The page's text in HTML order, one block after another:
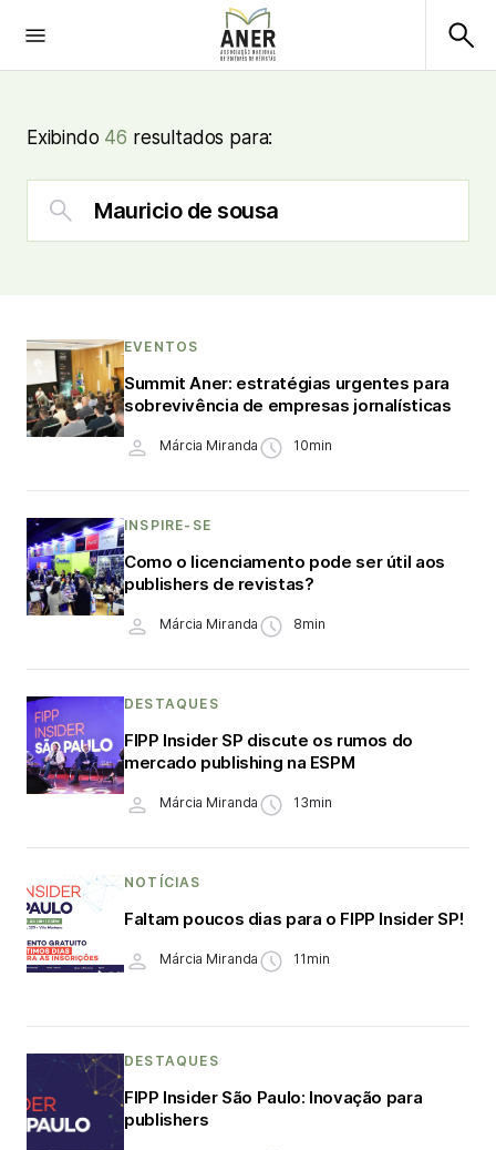
Exibindo 46 resultados para:
EVENTOS
Summit Aner: estratégias urgentes para
sobrevivência de empresas jornalísticas
Márcia Miranda 10min
INSPIRE-SE
Como o licenciamento pode ser útil aos
publishers de revistas?
Márcia Miranda 8min
DESTAQUES
FIPP Insider SP discute os rumos do
mercado publishing na ESPM
Márcia Miranda 13min
NOTÍCIAS
Faltam poucos dias para o FIPP Insider SP!
Márcia Miranda 11min
DESTAQUES
FIPP Insider São Paulo: Inovação para
publishers